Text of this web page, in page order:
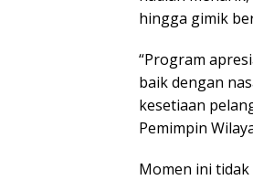
hingga gimik
“Program
baik dengan
kesetiaan
Pemimpin
Momen ini